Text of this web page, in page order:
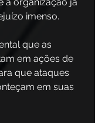
imenso.
que as
em ações de
que ataques
em suas